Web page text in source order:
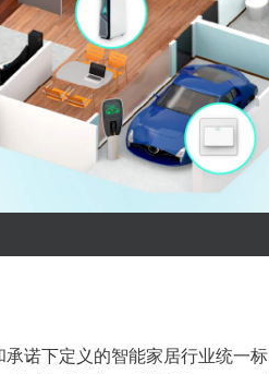
诺下定义的智能家居行业统一标